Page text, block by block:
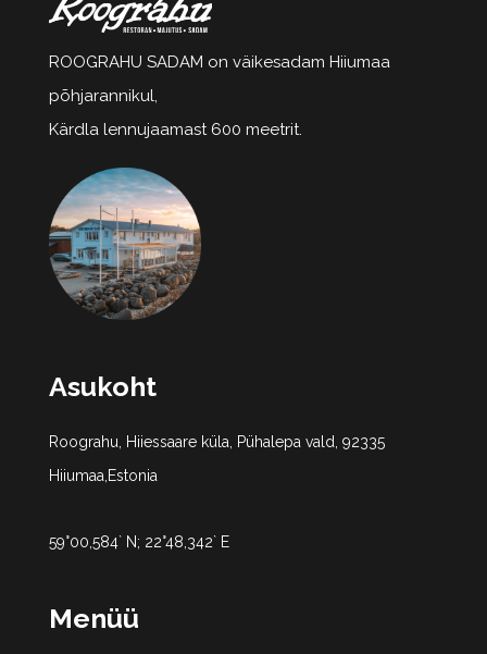
ROOGRAHU SADAM on väikesadam Hiiumaa
põhjarannikul,
Kärdla lennujaamast 600 meetrit.
Asukoht
Roograhu, Hiiessaare küla, Pühalepa vald, 92335
Hiiumaa,Estonia
59°00,584` N; 22°48,342` E
Menüü